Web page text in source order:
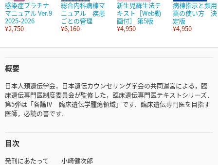
感染症プラチナ
マニュアル Ver.9
2025-2026
¥2,750
総合内科病棟マ
ニュアル 疾患
ごとの管理
¥6,160
新生児蘇生法テ
キスト［Web動
画付］ 第5版
¥4,950
病棟指示と頻用
薬の使い方 決
定版
¥4,950
概要
日本人類遺伝学会，日本遺伝カウンセリング学会の共同運営による，臨
床遺伝専門医制度委員会が監修した，臨床遺伝専門医テキストシリーズ．
第5弾は「各論Ⅳ 臨床遺伝学腫瘍領域」です．臨床遺伝専門医を目指す
医師，必読の書です．
目次
発刊にあたって 小崎健次郎